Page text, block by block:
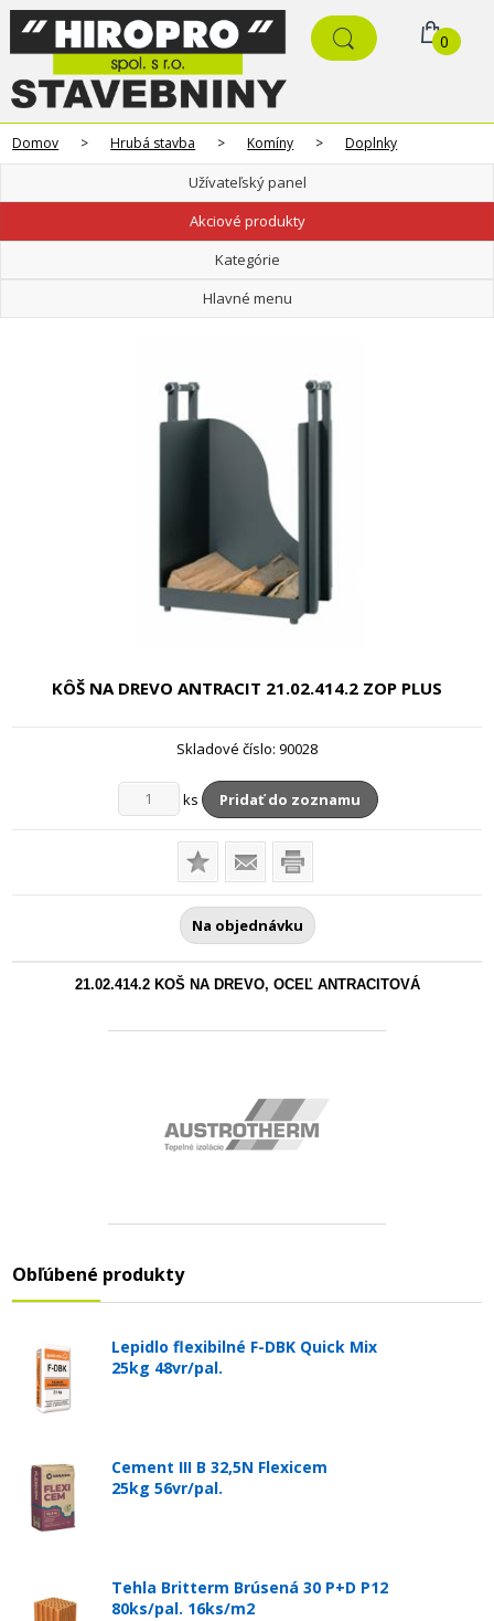
0
Domov > Hrubá stavba > Komíny > Doplnky
Užívateľský panel
Akciové produkty
Kategórie
Hlavné menu
KÔŠ NA DREVO ANTRACIT 21.02.414.2 ZOP PLUS
Skladové číslo: 90028
ks Pridať do zoznamu
Na objednávku
21.02.414.2 KOŠ NA DREVO, OCEĽ ANTRACITOVÁ
Obľúbené produkty
Lepidlo flexibilné F-DBK Quick Mix
25kg 48vr/pal.
Cement III B 32,5N Flexicem
25kg 56vr/pal.
Tehla Britterm Brúsená 30 P+D P12
80ks/pal. 16ks/m2